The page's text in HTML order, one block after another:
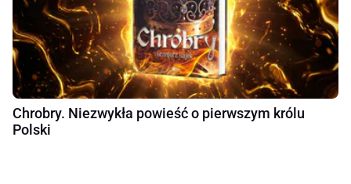
Chrobry. Niezwykła powieść o pierwszym królu
Polski